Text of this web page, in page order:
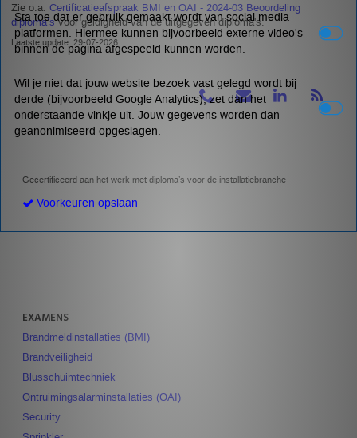
Zie o.a. Certificatieafspraak BMI en OAI - 2024-03 Beoordeling
diploma’svoor geldigheid van de uitgegeven diploma's.
Laatste update: 29-07-2026
Gecertificeerd aan het werk met diploma’s voor de installatiebranche
EXAMENS
Brandmeldinstallaties (BMI)
Brandveiligheid
Blusschuimtechniek
Ontruimingsalarminstallaties (OAI)
Security
Sta toe dat er gebruik gemaakt wordt van social media
platformen. Hiermee kunnen bijvoorbeeld externe video's
binnen de pagina afgespeeld kunnen worden.
Wil je niet dat jouw website bezoek vast gelegd wordt bij
derde (bijvoorbeeld Google Analytics), zet dan het
onderstaande vinkje uit. Jouw gegevens worden dan
geanonimiseerd opgeslagen.
Voorkeuren opslaan